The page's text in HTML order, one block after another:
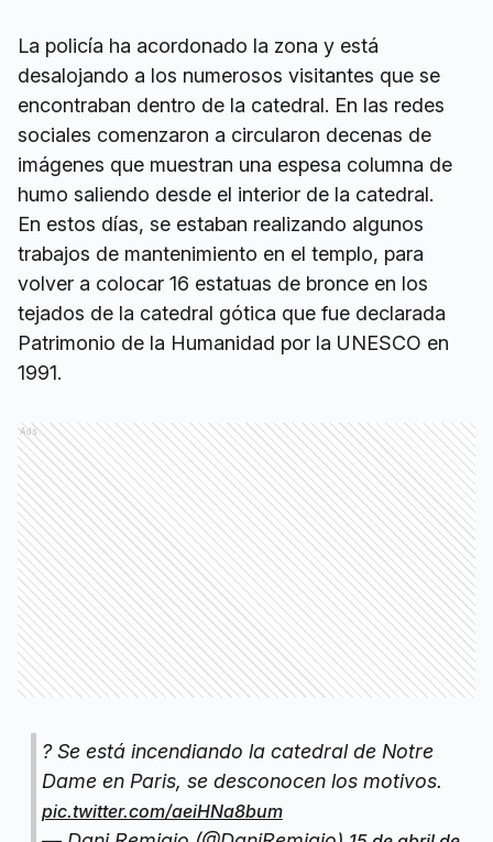
La policía ha acordonado la zona y está
desalojando a los numerosos visitantes que se
encontraban dentro de la catedral. En las redes
sociales comenzaron a circularon decenas de
imágenes que muestran una espesa columna de
humo saliendo desde el interior de la catedral.
En estos días, se estaban realizando algunos
trabajos de mantenimiento en el templo, para
volver a colocar 16 estatuas de bronce en los
tejados de la catedral gótica que fue declarada
Patrimonio de la Humanidad por la UNESCO en
1991.
Ads
? Se está incendiando la catedral de Notre
Dame en Paris, se desconocen los motivos.
pic.twitter.com/aeiHNa8bum